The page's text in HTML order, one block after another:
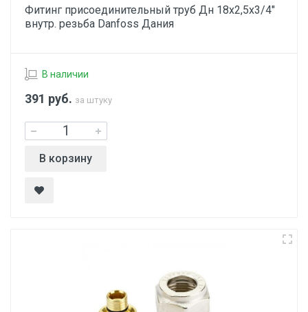
Фитинг присоединительный труб Дн 18х2,5х3/4"
внутр. резьба Danfoss Дания
В наличии
391 руб. за штуку
В корзину